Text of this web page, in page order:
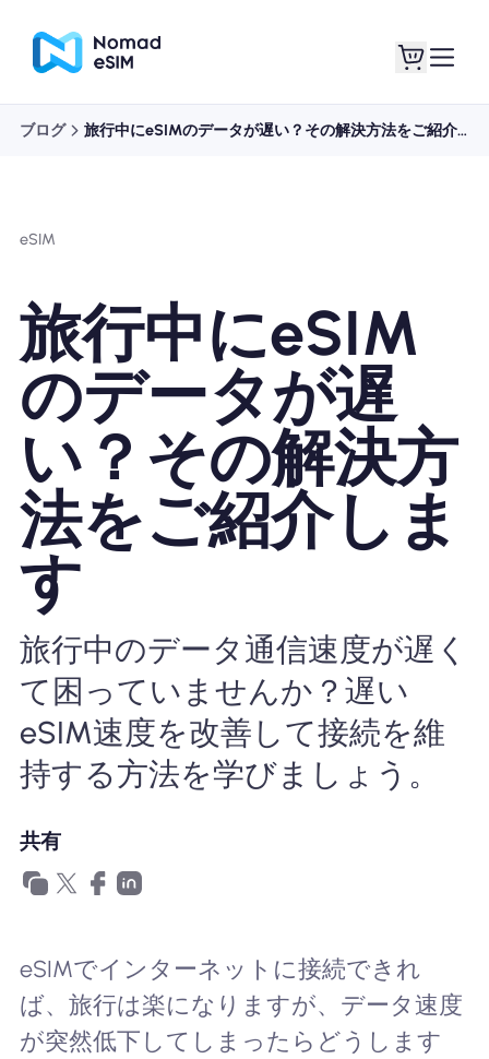
ショッププラン
eSIMについて
Nomad eSIMを使用する理由
eSIMの使用
企業
ブログ 旅行中にeSIMのデータが遅い？その解決方法をご紹介します
eSIM
旅行中にeSIM
のデータが遅
い？その解決方
法をご紹介しま
す
旅行中のデータ通信速度が遅く
て困っていませんか？遅い
eSIM速度を改善して接続を維
持する方法を学びましょう。
共有
eSIMでインターネットに接続できれ
ば、旅行は楽になりますが、データ速度
が突然低下してしまったらどうします